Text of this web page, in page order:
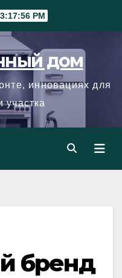
3:17:57 PM
дом
инновациях для
бренд